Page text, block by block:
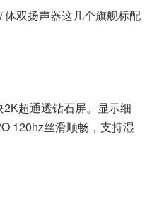
双扬声器这几个旗舰标配
超通透钻石屏。显示细
120hz丝滑顺畅，支持湿